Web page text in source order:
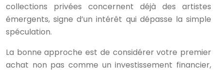
collections privées concernent déjà des artistes
émergents, signe d’un intérêt qui dépasse la simple
spéculation.
La bonne approche est de considérer votre premier
achat non pas comme un investissement financier,